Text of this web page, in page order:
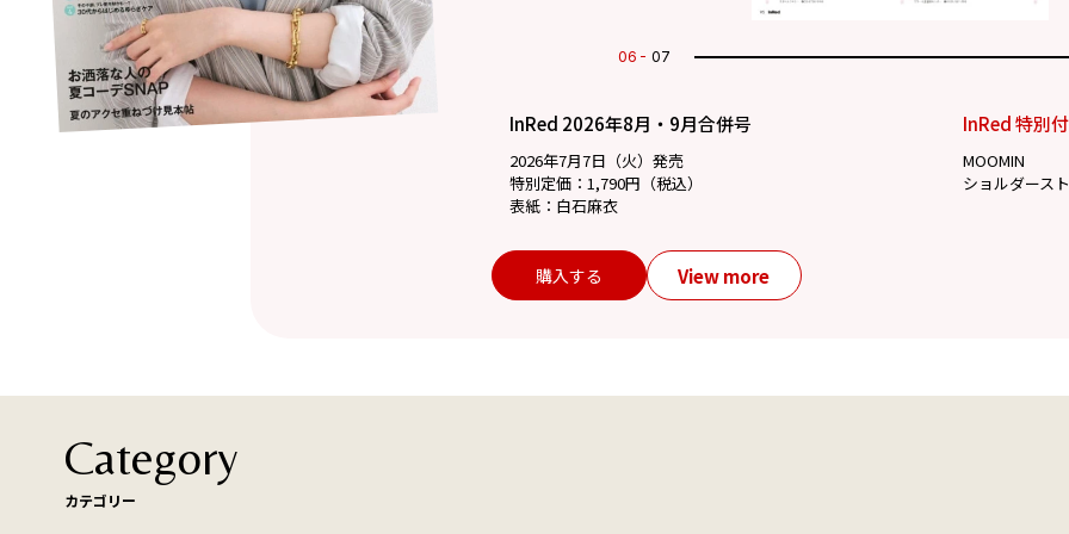
07 07
InRed 2026年8月・9月合併号
2026年7月7日（火）発売
特別定価：1,790円（税込）
表紙：白石麻衣
InRed 特別
MOOMIN
ショルダース
購入する View more
Category
カテゴリー